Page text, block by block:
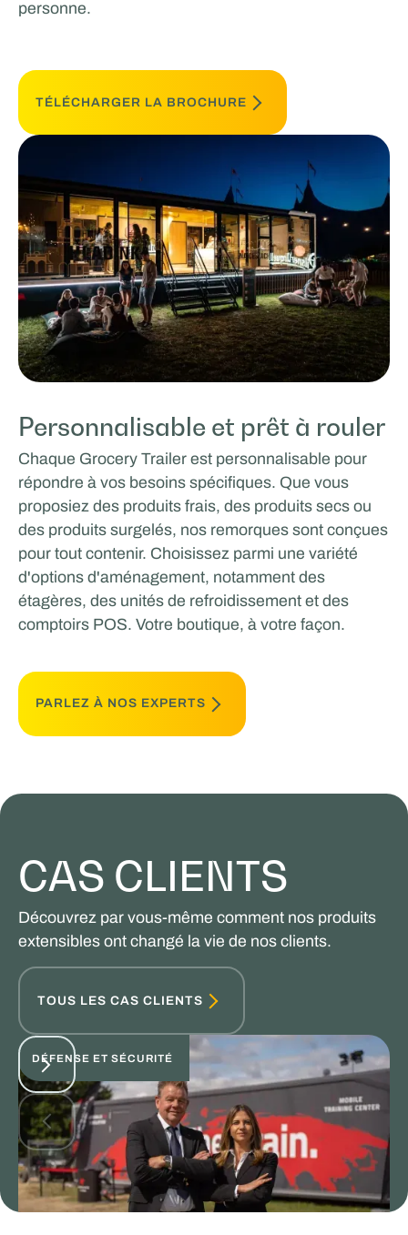
personne.
TÉLÉCHARGER LA BROCHURE
Personnalisable et prêt à rouler
Chaque Grocery Trailer est personnalisable pour
répondre à vos besoins spécifiques. Que vous
proposiez des produits frais, des produits secs ou
des produits surgelés, nos remorques sont conçues
pour tout contenir. Choisissez parmi une variété
d'options d'aménagement, notamment des
étagères, des unités de refroidissement et des
comptoirs POS. Votre boutique, à votre façon.
PARLEZ À NOS EXPERTS
CAS CLIENTS
Découvrez par vous-même comment nos produits
extensibles ont changé la vie de nos clients.
TOUS LES CAS CLIENTS
DÉFENSE ET SÉCURITÉ